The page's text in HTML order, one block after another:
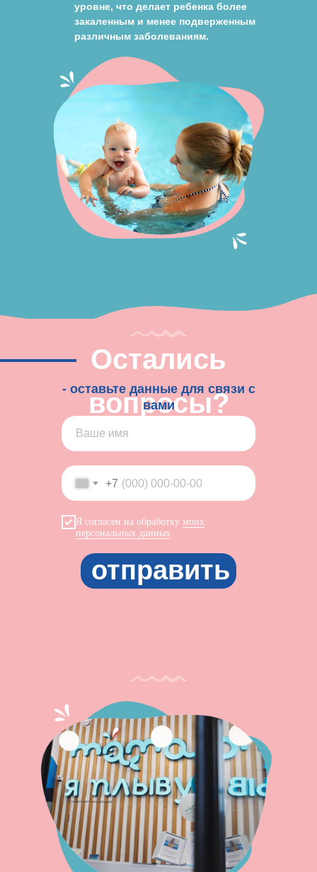
уровне, что делает ребенка более
закаленным и менее подверженным
различным заболеваниям.
Остались
вопросы?
- оставьте данные для связи с
вами
+7
Я согласен на обработку моих
персональных данных
отправить